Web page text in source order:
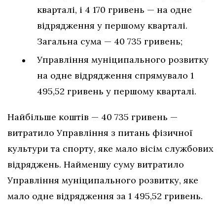
кварталі, і 4 170 гривень — на одне
відрядження у першому кварталі.
Загальна сума — 40 735 гривень;
Управління муніципального розвитку
на одне відрядження спрямувало 1
495,52 гривень у першому кварталі.
Найбільше коштів — 40 735 гривень —
витратило Управління з питань фізичної
культури та спорту, яке мало вісім службових
відряджень. Найменшу суму витратило
Управління муніципального розвитку, яке
мало одне відрядження за 1 495,52 гривень.